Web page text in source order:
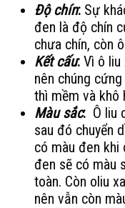
Độ chín: Sự
đen là độ chín
chưa chín, còn
Kết cấu: Vì ô liu
nên chúng cứng
thì mềm và khô
Màu sắc: Ô liu
sau đó chuyển
có màu đen khi
đen sẽ có màu
toàn. Còn oliu
nên vẫn còn